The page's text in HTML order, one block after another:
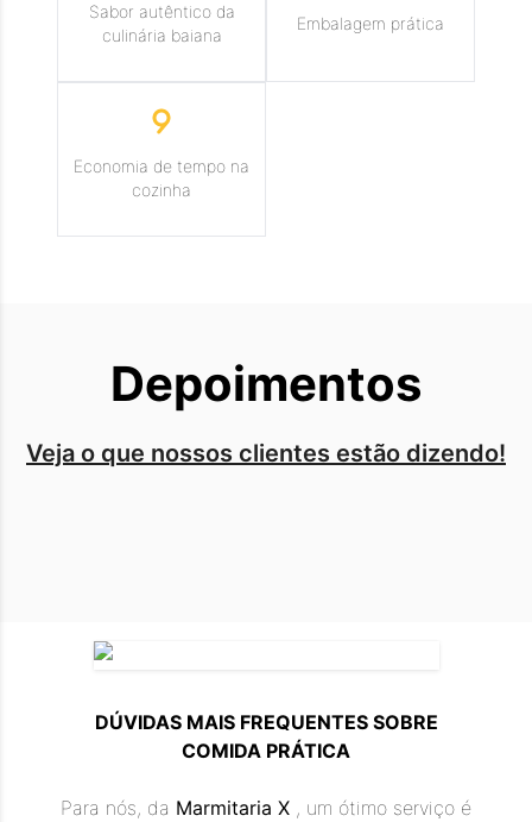
Sabor autêntico da
culinária baiana
Embalagem prática
Economia de tempo na
cozinha
Depoimentos
Veja o que nossos clientes estão dizendo!
DÚVIDAS MAIS FREQUENTES SOBRE
COMIDA PRÁTICA
Para nós, da Marmitaria X , um ótimo serviço é